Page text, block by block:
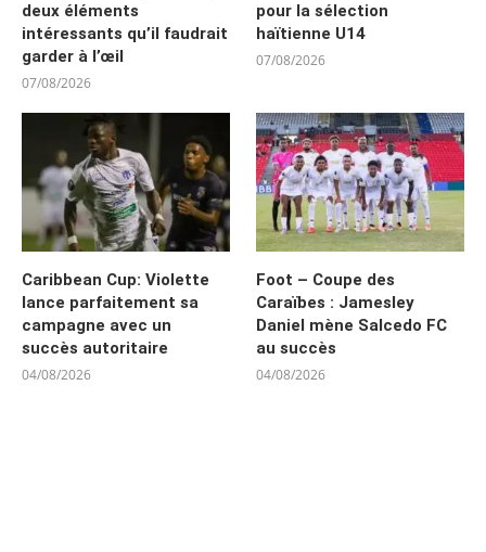
deux éléments
intéressants qu’il faudrait
garder à l’œil
07/08/2026
pour la sélection
haïtienne U14
07/08/2026
Caribbean Cup: Violette
lance parfaitement sa
campagne avec un
succès autoritaire
04/08/2026
Foot – Coupe des
Caraïbes : Jamesley
Daniel mène Salcedo FC
au succès
04/08/2026